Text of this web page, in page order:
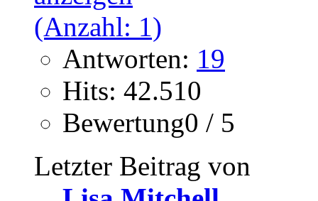
Antworten: 19
Hits: 42.510
Bewertung0 / 5
Letzter Beitrag von